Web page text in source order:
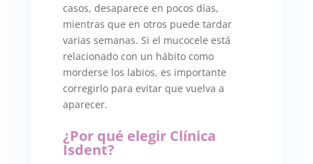
casos, desaparece en pocos días,
mientras que en otros puede tardar
varias semanas. Si el mucocele está
relacionado con un hábito como
morderse los labios, es importante
corregirlo para evitar que vuelva a
aparecer.
¿Por qué elegir Clínica
Isdent?